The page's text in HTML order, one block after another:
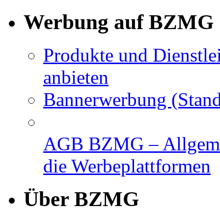
Werbung auf BZMG
Produkte und
anbieten
Bannerwerbung
AGB BZMG –
die Werbeplattformen
Über BZMG